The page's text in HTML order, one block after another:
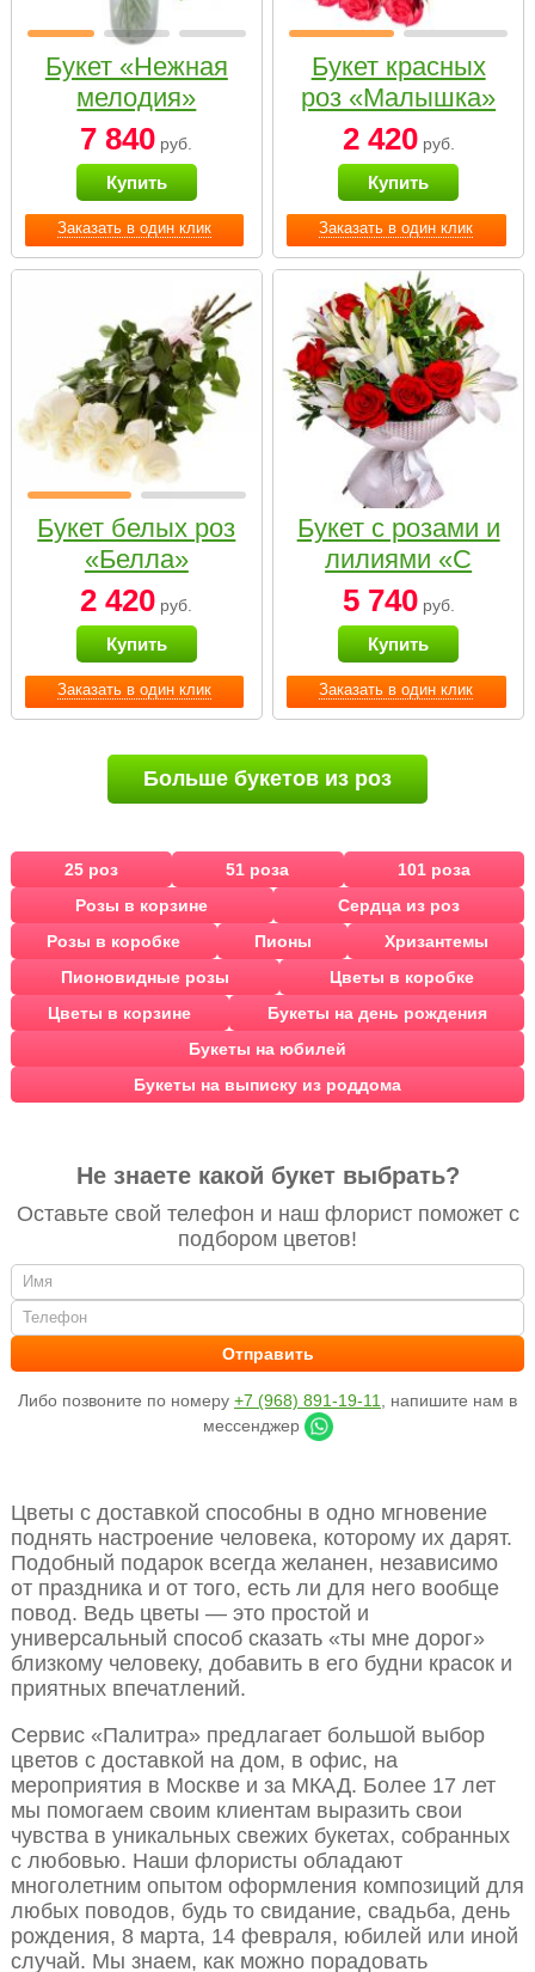
Заказать в один клик
Букет «Нежная
мелодия»
7 840 руб.
Купить
Заказать в один клик
Букет красных
роз «Малышка»
2 420руб.
Купить
Заказать в один клик
Букет белых роз
«Белла»
2 420 руб.
Купить
Заказать в один клик
Букет с розами и
лилиями «С
наилучшими
пожеланиями»
5 740руб.
Купить
Больше букетов из роз
25 роз 51 роза
101 роза
Розы в корзине
Сердца из роз
Розы в коробке
Пионы
Хризантемы
Пионовидные розы
Цветы в коробке
Цветы в корзине
Букеты на день рождения
Букеты на юбилей
Букеты на выписку из роддома
Не знаете какой букет выбрать?
Оставьте свой телефон и наш флорист поможет с
подбором цветов!
Либо позвоните по номеру +7 (968) 891-19-11
, напишите нам в
мессенджер
Цветы с доставкой способны в одно мгновение
поднять настроение человека, которому их дарят.
Подобный подарок всегда желанен, независимо
от праздника и от того, есть ли для него вообще
повод. Ведь цветы — это простой и
универсальный способ сказать «ты мне дорог»
близкому человеку, добавить в его будни красок и
приятных впечатлений.
Сервис «Палитра» предлагает большой выбор
цветов с доставкой на дом, в офис, на
мероприятия в Москве и за МКАД. Более 17 лет
мы помогаем своим клиентам выразить свои
чувства в уникальных свежих букетах, собранных
с любовью. Наши флористы обладают
многолетним опытом оформления композиций для
любых поводов, будь то свидание, свадьба, день
рождения, 8 марта, 14 февраля, юбилей или иной
случай. Мы знаем, как можно порадовать